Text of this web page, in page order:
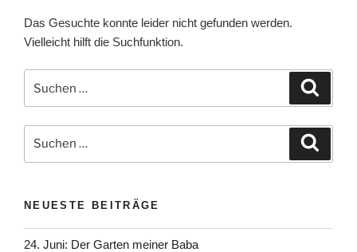
Das Gesuchte konnte leider nicht gefunden werden.
Vielleicht hilft die Suchfunktion.
nach:
nach:
NEUESTE BEITRÄGE
24. Juni: Der Garten meiner Baba